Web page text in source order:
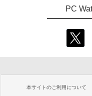
PC
本サイトのご利用について